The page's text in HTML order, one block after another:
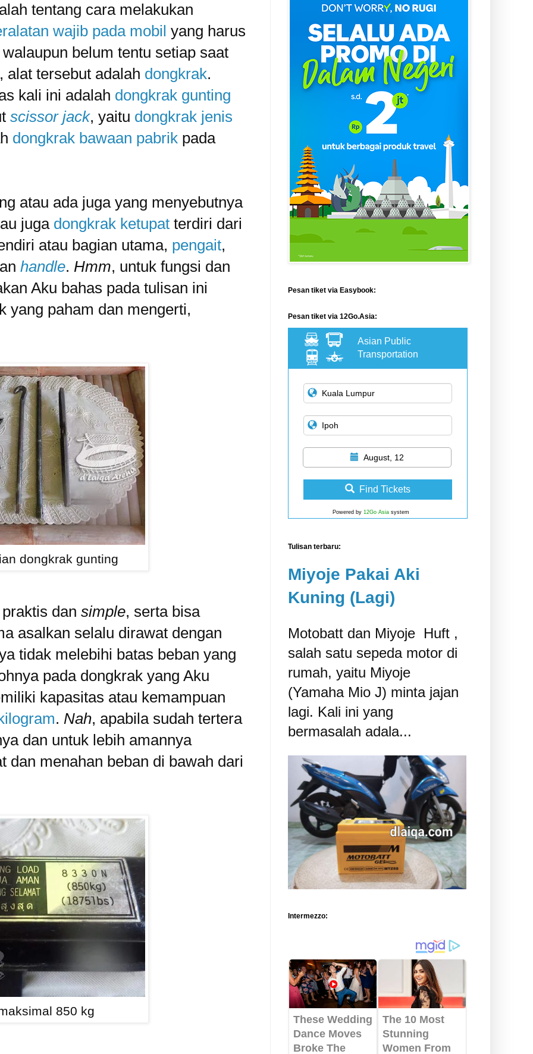
tentang cara melakukan
wajib pada mobil yang harus
belum tentu setiap saat
, alat tersebut adalah dongkrak.
kali ini adalah dongkrak gunting
scissor jack, yaitu dongkrak jenis
dongkrak bawaan pabrik pada
atau ada juga yang menyebutnya
juga dongkrak ketupat terdiri dari
atau bagian utama, pengait,
handle. Hmm, untuk fungsi dan
Aku bahas pada tulisan ini
yang paham dan mengerti,
dongkrak gunting
dan simple, serta bisa
asalkan selalu dirawat dengan
tidak melebihi batas beban yang
pada dongkrak yang Aku
kapasitas atau kemampuan
. Nah, apabila sudah tertera
dan untuk lebih amannya
dan menahan beban di bawah dari
850 kg
Pesan tiket via Easybook:
Pesan tiket via 12Go.Asia:
Asian Public
Transportation
August, 12
Find Tickets
Powered by 12Go Asia system
Tulisan terbaru:
Miyoje Pakai Aki
Kuning (Lagi)
Motobatt dan Miyoje ‎ Huft ,
salah satu sepeda motor di
rumah, yaitu Miyoje
(Yamaha Mio J) minta jajan
lagi. Kali ini yang
bermasalah adala...
Intermezzo: